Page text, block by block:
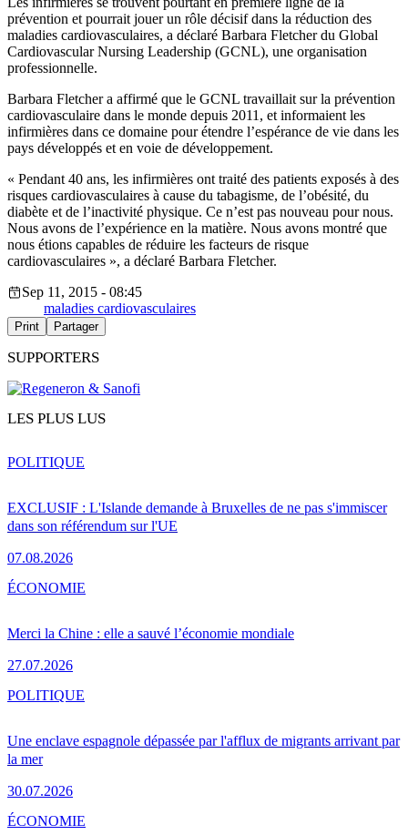
prévention et pourrait jouer un rôle décisif dans la réduction des
maladies cardiovasculaires, a déclaré Barbara Fletcher du Global
Cardiovascular Nursing Leadership (GCNL), une organisation
professionnelle.
Barbara Fletcher a affirmé que le GCNL travaillait sur la prévention
cardiovasculaire dans le monde depuis 2011, et informaient les
infirmières dans ce domaine pour étendre l’espérance de vie dans les
pays développés et en voie de développement.
« Pendant 40 ans, les infirmières ont traité des patients exposés à des
risques cardiovasculaires à cause du tabagisme, de l’obésité, du
diabète et de l’inactivité physique. Ce n’est pas nouveau pour nous.
Nous avons de l’expérience en la matière. Nous avons montré que
nous étions capables de réduire les facteurs de risque
cardiovasculaires », a déclaré Barbara Fletcher.
Sep 11, 2015 - 08:45
maladies cardiovasculaires
Print Partager
SUPPORTERS
LES PLUS LUS
EXCLUSIF : L'Islande demande à Bruxelles de ne pas s'immiscer
dans son référendum sur l'UE
07.08.2026
POLITIQUE
Merci la Chine : elle a sauvé l’économie mondiale
27.07.2026
ÉCONOMIE
Une enclave espagnole dépassée par l'afflux de migrants arrivant par
la mer
30.07.2026
POLITIQUE
ÉCONOMIE